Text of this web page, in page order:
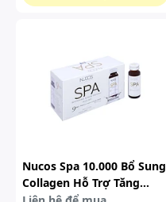
Nucos Spa 10.000 Bổ Sung
Collagen Hỗ Trợ Tăng